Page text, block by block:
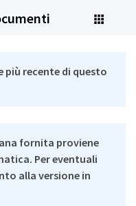
più recente di questo
fornita proviene
Per eventuali
alla versione in